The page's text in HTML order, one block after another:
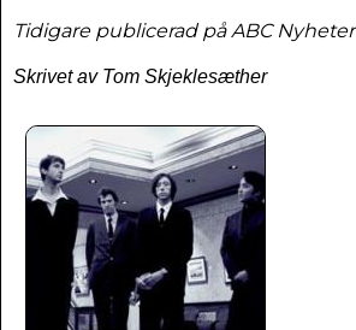
Tidigare publicerad på ABC Nyheter
Skrivet av Tom Skjeklesæther